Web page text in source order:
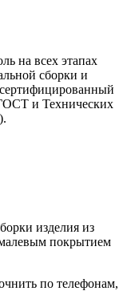
на всех этапах
сборки и
и Технических
изделия из
покрытием
по телефонам,